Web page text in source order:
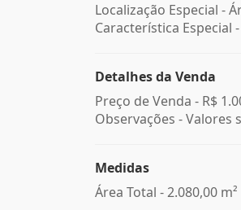
Localização Especial -
Característica Especial
Detalhes da Venda
Preço de Venda - R$
Observações - Valores
Medidas
Área Total - 2.080,00 m²